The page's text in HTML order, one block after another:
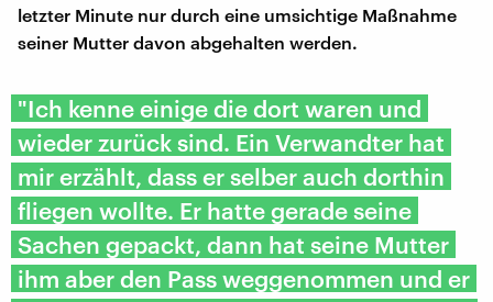
letzter Minute nur durch eine umsichtige Maßnahme
seiner Mutter davon abgehalten werden.
"Ich kenne einige die dort waren und
wieder zurück sind. Ein Verwandter hat
mir erzählt, dass er selber auch dorthin
fliegen wollte. Er hatte gerade seine
Sachen gepackt, dann hat seine Mutter
ihm aber den Pass weggenommen und er